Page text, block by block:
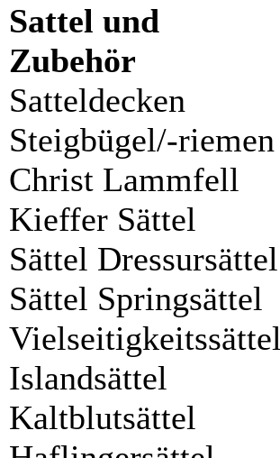
Sattel und
Zubehör
Satteldecken
Steigbügel/-riemen
Christ Lammfell
Kieffer Sättel
Sättel Dressursättel
Sättel Springsättel
Vielseitigkeitssättel
Islandsättel
Kaltblutsättel